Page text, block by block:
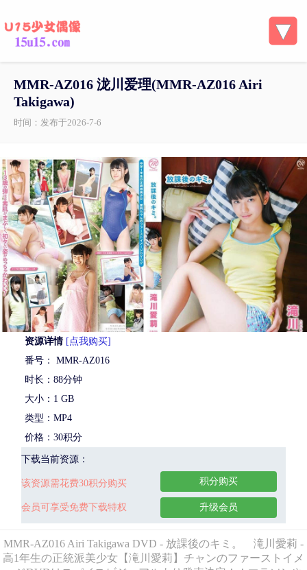
MMR-AZ016 泷川爱理(MMR-AZ016 Airi
Takigawa)
时间：发布于2026-7-6
资源详情 [点我购买]
番号： MMR-AZ016
时长：88分钟
大小：1 GB
类型：MP4
价格：30积分
下载当前资源：
该资源需花费30积分购买
会员可享受免费下载特权
积分购买
升级会员
MMR-AZ016 Airi Takigawa DVD - 放課後のキミ。 滝川愛莉 -
高1年生の正統派美少女【滝川愛莉】チャンのファーストイメ